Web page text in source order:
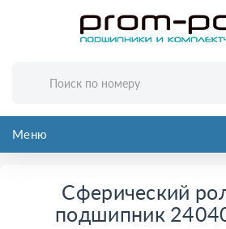
Меню
Сферический
подшипник